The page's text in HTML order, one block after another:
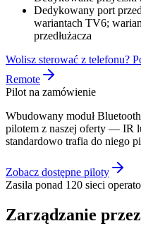
Dedykowany port
wariantach TV6;
przedłużacza
Wolisz sterować z telefonu?
Remote
Pilot na zamówienie
Wbudowany moduł
pilotem z naszej oferty — IR
standardowo trafia do niego
Zobacz dostępne piloty
Zasila ponad 120 sieci
Zarządzanie